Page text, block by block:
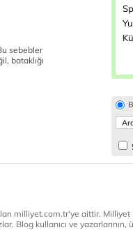
sebebler
bataklığı
milliyet.com.tr'ye aittir. Milliyet
kullanıcı ve yazarlarının,